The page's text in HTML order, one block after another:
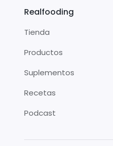
Realfooding
Tienda
Productos
Suplementos
Recetas
Podcast